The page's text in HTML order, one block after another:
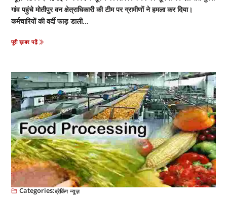
गांव पहुंचे मोतीपुर वन क्षेत्राधिकारी की टीम पर ग्रामीणों ने हमला कर दिया।
कर्मचारियों की वर्दी फाड़ डाली…
पूरी ख़बर पढ़ें
Categories:ब्रेकिंग न्यूज़